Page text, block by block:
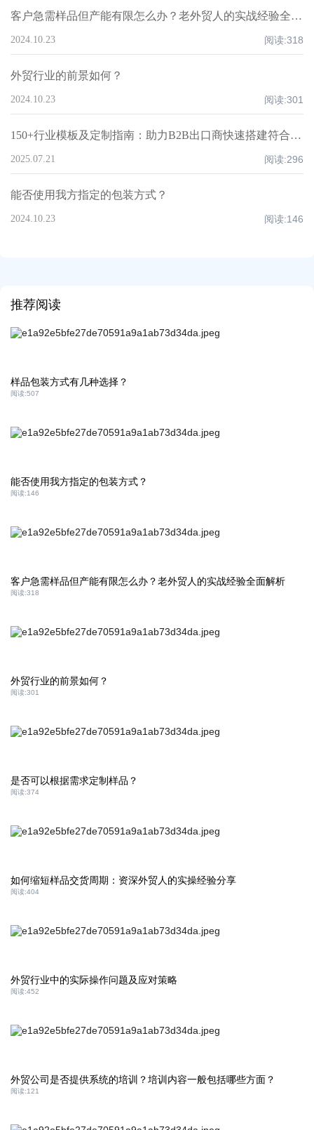
客户急需样品但产能有限怎么办？老外贸人的实战经验全面解析
2024.10.23 阅读:318
外贸行业的前景如何？
2024.10.23 阅读:301
150+行业模板及定制指南：助力B2B出口商快速搭建符合市场需求的智能网站
2025.07.21 阅读:296
能否使用我方指定的包装方式？
2024.10.23 阅读:146
推荐阅读
样品包装方式有几种选择？
阅读:507
能否使用我方指定的包装方式？
阅读:146
客户急需样品但产能有限怎么办？老外贸人的实战经验全面解析
阅读:318
外贸行业的前景如何？
阅读:301
是否可以根据需求定制样品？
阅读:374
如何缩短样品交货周期：资深外贸人的实操经验分享
阅读:404
外贸行业中的实际操作问题及应对策略
阅读:452
外贸公司是否提供系统的培训？培训内容一般包括哪些方面？
阅读:121